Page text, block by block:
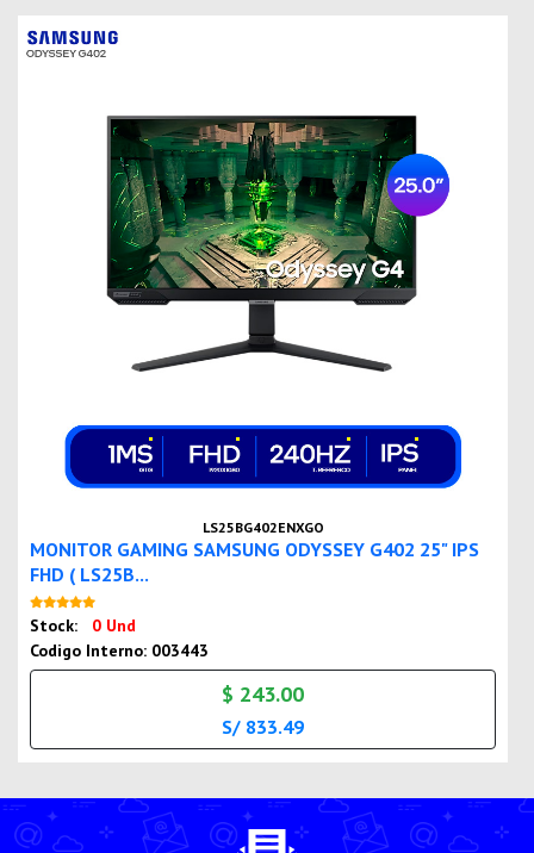
LS25BG402ENXGO
MONITOR GAMING SAMSUNG ODYSSEY G402 25" IPS
FHD ( LS25B...
Stock:
0 Und
Codigo Interno: 003443
$ 243.00
S/ 833.49